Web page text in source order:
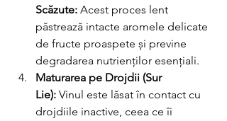
Scăzute: Acest proces lent
păstrează intacte aromele delicate
de fructe proaspete și previne
degradarea nutrienților esențiali.
Maturarea pe Drojdii (Sur
Lie): Vinul este lăsat în contact cu
drojdiile inactive, ceea ce îi